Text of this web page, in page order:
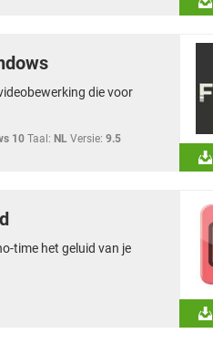
die voor
10 Taal: NL Versie: 9.5
time het geluid van je